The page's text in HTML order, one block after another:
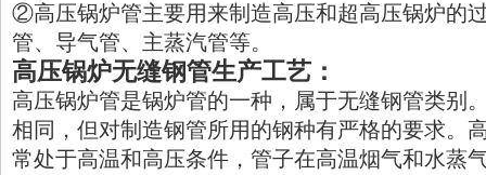
②高压锅炉管主要用来制造高压和超高压锅炉的
管、导气管、主蒸汽管等。
高压锅炉无缝钢管生产工艺：
高压锅炉管是锅炉管的一种，属于无缝钢管类别
相同，但对制造钢管所用的钢种有严格的要求。
常处于高温和高压条件，管子在高温烟气和水蒸